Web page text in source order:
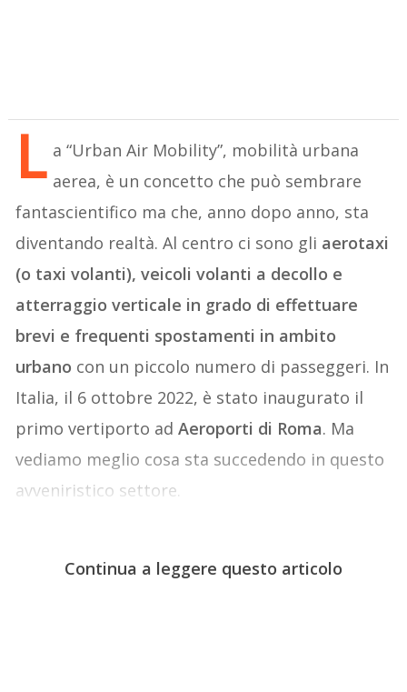
L a “Urban Air Mobility”, mobilità urbana
aerea, è un concetto che può sembrare
fantascientifico ma che, anno dopo anno, sta
diventando realtà. Al centro ci sono gli aerotaxi
(o taxi volanti), veicoli volanti a decollo e
atterraggio verticale in grado di effettuare
brevi e frequenti spostamenti in ambito
urbano con un piccolo numero di passeggeri. In
Italia, il 6 ottobre 2022, è stato inaugurato il
primo vertiporto adAeroporti di Roma. Ma
vediamo meglio cosa sta succedendo in questo
avveniristico settore.
Continua a leggere questo articolo